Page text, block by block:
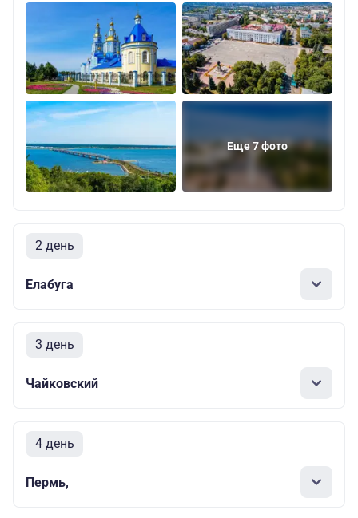
Еще 7 фото
2 день
Елабуга
3 день
Чайковский
4 день
Пермь,